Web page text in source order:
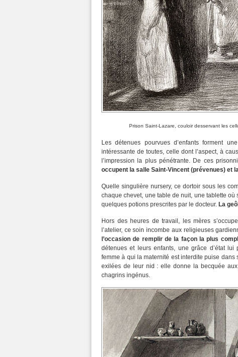
Prison Saint-Lazare, couloir desservant les
Les détenues pourvues d’enfants forment
intéressante de toutes, celle dont l’aspect, à
l’impression la plus pénétrante. De ces
occupent la salle Saint-Vincent (prévenues) et
Quelle singulière nursery, ce dortoir sous les
chaque chevet, une table de nuit, une tablette
quelques potions prescrites par le docteur. La
Hors des heures de travail, les mères
l’atelier, ce soin incombe aux religieuses
l’occasion de remplir de la façon la plus
détenues et leurs enfants, une grâce d’état lui
femme à qui la maternité est interdite puise
exilées de leur nid : elle donne la becquée
chagrins ingénus.